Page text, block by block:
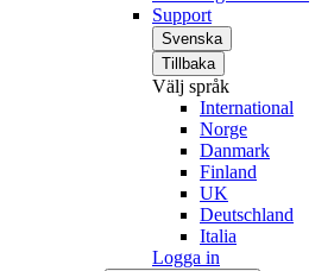
Support
Svenska
Tillbaka
Välj språk
International
Norge
Danmark
Finland
UK
Deutschland
Italia
Logga in